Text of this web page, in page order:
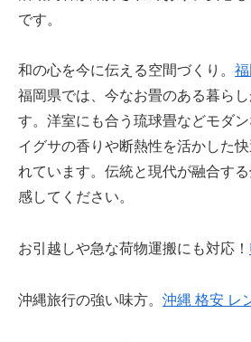
です。
和の心を今に伝える空間づくり。
福岡県では、今なお畳のある暮ら
す。洋室にも合う琉球畳などモダン
イグサの香りや断熱性を活かした
れています。伝統と現代が融合す
感してください。
お引越しや急な荷物運搬にも対応！
沖縄旅行の強い味方。 沖縄 格安 レ